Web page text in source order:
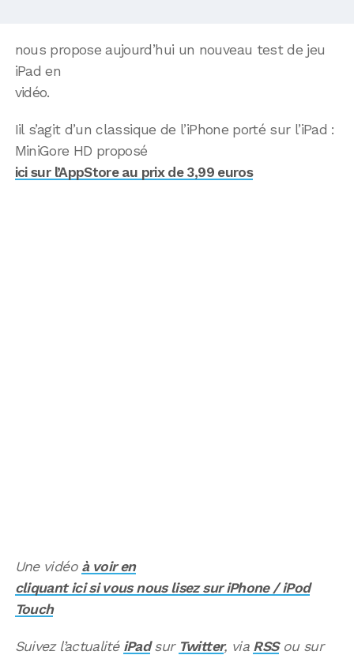
nous propose aujourd’hui un nouveau test de jeu
iPad en
vidéo.
Iil s’agit d’un classique de l’iPhone porté sur l’iPad :
MiniGore HD proposé
ici sur l’AppStore au prix de 3,99 euros
Une vidéo à voir en
cliquant ici si vous nous lisez sur iPhone / iPod
Touch
Suivez l’actualité iPadsur Twitter, via RSSou sur